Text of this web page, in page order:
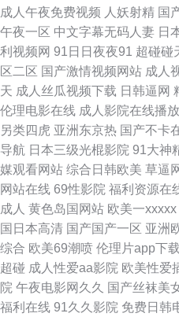
精品水蜜桃 M豆破解版在线观看 偷
在线观看第13集 亚洲欧洲日韩综合在
美经典三级中文李幕 高清一区二区三
婀娜 老司机福利天堂 91精品二区 麻
品视频 亚洲精品美女久 国产熟女自
久久 少妇白浆视频 传媒视频传媒 日
日韩一区二区综合 最新亚洲中 美丽
vip电影在线观看 欧美在线视频免费
成人午夜免费视频 人妖射精 国
午夜一区 中文字幕无码人妻 日
利视频网 91日日夜夜91 超碰碰
区二区 国产激情视频网站 成人
天 成人丝瓜视频下载 日韩逼网
伦理电影在线 成人影院在线播放
另类四虎 亚洲东京热 国产不卡
导航 日本三级光棍影院 91大神
媒观看网站 综合日韩欧美 草逼
网站在线 69性影院 福利资源在
成人 黄色岛国网站 欧美一xxxxx
国日本高清 国产国产一区 亚洲
综合 欧美69潮喷 伦理片app下载
超碰 成人性爱aa影院 欧美性爱
院 午夜电影网久久 国产丝袜美
福利在线 91久久影院 免费日韩